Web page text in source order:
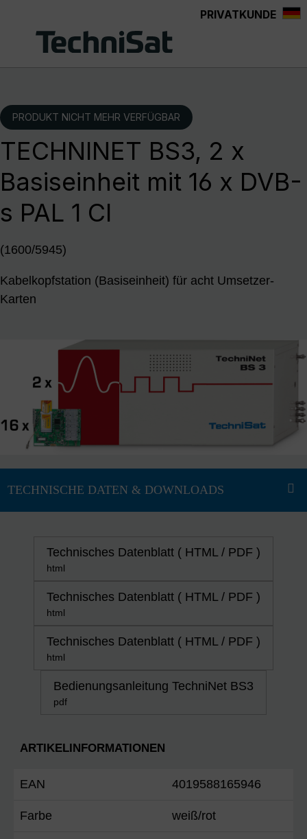
PRIVATKUNDE
PRODUKT NICHT MEHR VERFÜGBAR
TECHNINET BS3, 2 x
Basiseinheit mit 16 x DVB-
s PAL 1 CI
(1600/5945)
Kabelkopfstation (Basiseinheit) für acht Umsetzer-
Karten
Technisches Datenblatt ( HTML / PDF )
html
Technisches Datenblatt ( HTML / PDF )
html
Technisches Datenblatt ( HTML / PDF )
html
Bedienungsanleitung TechniNet BS3
pdf
ARTIKELINFORMATIONEN
EAN 4019588165946
Farbe weiß/rot